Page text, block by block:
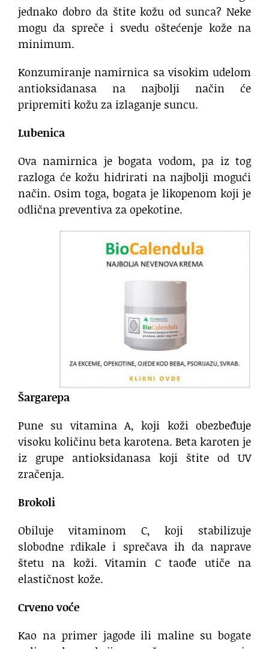
jednako dobro da štite kožu od sunca? Neke
mogu da spreče i svedu oštećenje kože na
minimum.
Konzumiranje namirnica sa visokim udelom
antioksidanasa na najbolji način će
pripremiti kožu za izlaganje suncu.
Lubenica
Ova namirnica je bogata vodom, pa iz tog
razloga će kožu hidrirati na najbolji mogući
način. Osim toga, bogata je likopenom koji je
odlična preventiva za opekotine.
Šargarepa
Pune su vitamina A, koji koži obezbeđuje
visoku količinu beta karotena. Beta karoten je
iz grupe antioksidanasa koji štite od UV
zračenja.
Brokoli
Obiluje vitaminom C, koji stabilizuje
slobodne rdikale i sprečava ih da naprave
štetu na koži. Vitamin C taođe utiče na
elastičnost kože.
Crveno voće
Kao na primer jagode ili maline su bogate